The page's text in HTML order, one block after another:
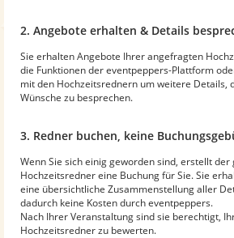
2. Angebote erhalten & Details
Sie erhalten Angebote Ihrer angefragten
die Funktionen der eventpeppers-Plattform
mit den Hochzeitsrednern um weitere Details,
Wünsche zu besprechen.
3. Redner buchen, keine
Wenn Sie sich einig geworden sind, erstellt der
Hochzeitsredner eine Buchung für Sie. Sie
eine übersichtliche Zusammenstellung aller
dadurch keine Kosten durch eventpeppers.
Nach Ihrer Veranstaltung sind sie berechtigt,
Hochzeitsredner zu bewerten.